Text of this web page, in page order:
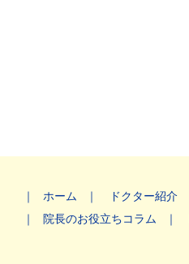
ホーム ドクター紹介
院長のお役立ちコラム